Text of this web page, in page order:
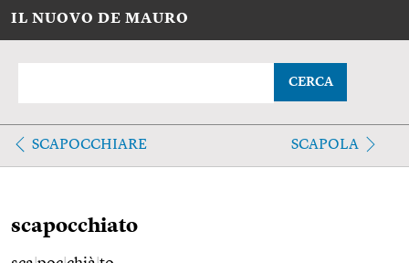
IL NUOVO DE MAURO
CERCA
SCAPOCCHIARE SCAPOLA
scapocchiato